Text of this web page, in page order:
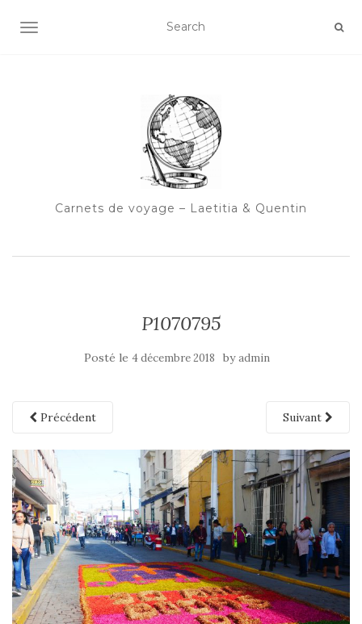
OUVRIR/FERMER LA NAVIGATION
Carnets de voyage – Laetitia & Quentin
P1070795
Posté le 4 décembre 2018 byadmin
Précédent Suivant